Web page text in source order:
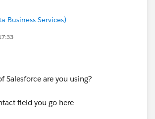
Business Services)
Salesforce are you using?
field you go here